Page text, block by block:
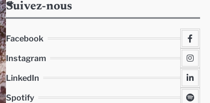
Suivez-nous
Facebook
Instagram
LinkedIn
Spotify